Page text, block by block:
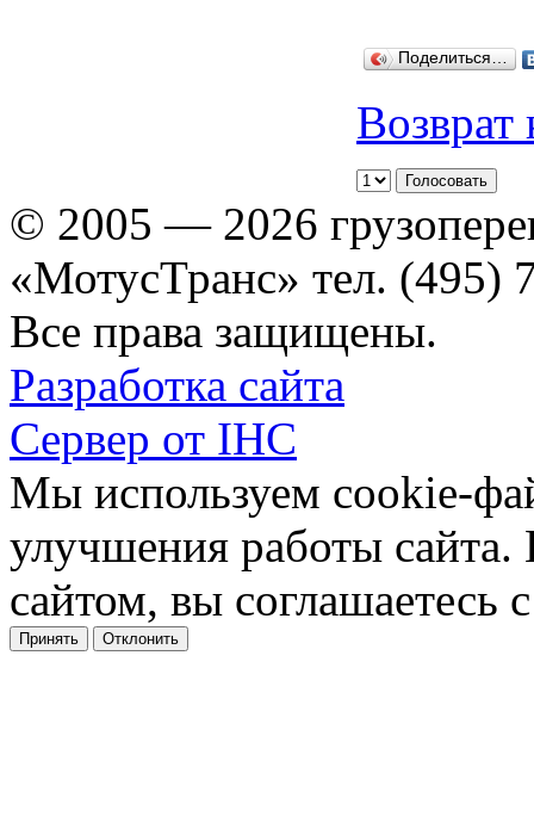
Поделиться…
Возврат
© 2005 — 2026
«МотусТранс» тел. (495)
Все права защищены.
Разработка сайта
Сервер от IHC
Мы используем cookie-
улучшения работы сайта.
сайтом, вы соглашаетесь
Принять Отклонить